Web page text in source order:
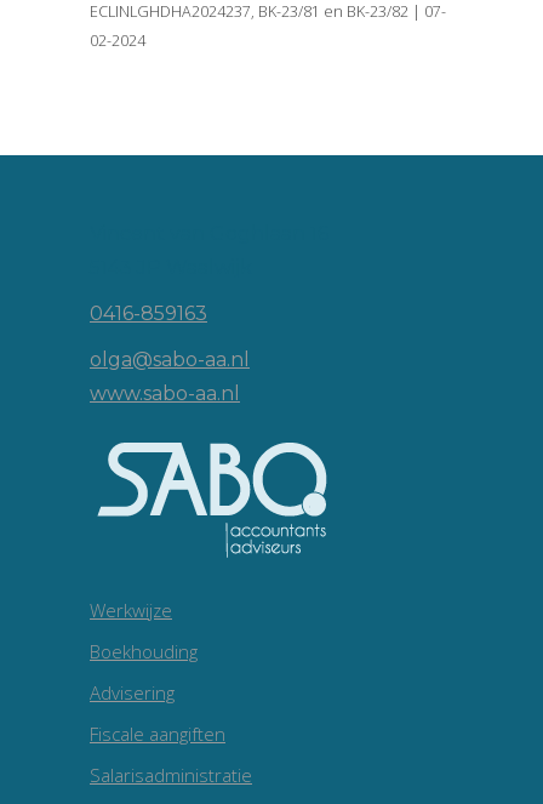
ECLINLGHDHA2024237, BK-23/81 en BK-23/82 | 07-
02-2024
0416-859163
olga@sabo-aa.nl
www.sabo-aa.nl
Werkwijze
Boekhouding
Advisering
Fiscale aangiften
Salarisadministratie